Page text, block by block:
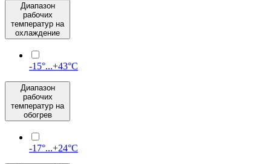
Диапазон
рабочих
температур на
охлаждение
-15°...+43°C
Диапазон
рабочих
температур на
обогрев
-17°...+24°C